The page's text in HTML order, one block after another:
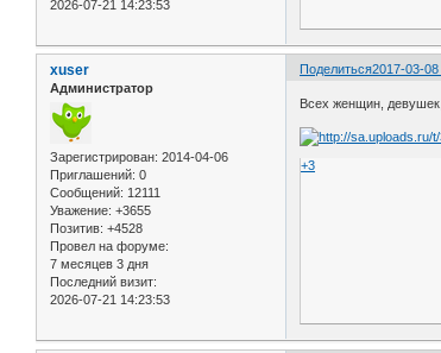
2026-07-21 14:23:53
Поделиться2017-03-
xuser
Администратор
Зарегистрирован: 2014-04-06
Приглашений: 0
Сообщений: 12111
Уважение: +3655
Позитив: +4528
Провел на форуме:
7 месяцев 3 дня
Последний визит:
2026-07-21 14:23:53
Всех женщин,
+3